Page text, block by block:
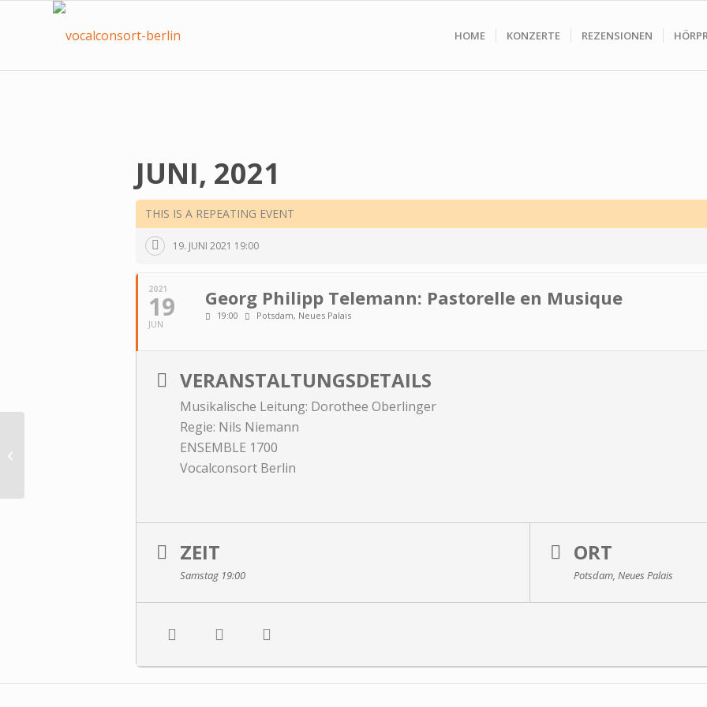
HOME KONZERTE REZENSIONEN
JUNI, 2021
THIS IS A REPEATING EVENT
19. JUNI 2021 19:00
2021
19
JUN
Georg Philipp Telemann: Pastorelle en Musique
19:00 Potsdam, Neues Palais
VERANSTALTUNGSDETAILS
Musikalische Leitung: Dorothee Oberlinger
Regie: Nils Niemann
ENSEMBLE 1700
Vocalconsort Berlin
ZEIT
Samstag 19:00
ORT
Potsdam, Neues Palais
„Vom Himmel hoch, da komm ich